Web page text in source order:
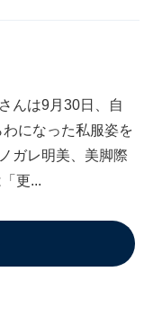
んは9月30日、自
になった私服姿を
ガレ明美、美脚際
更...